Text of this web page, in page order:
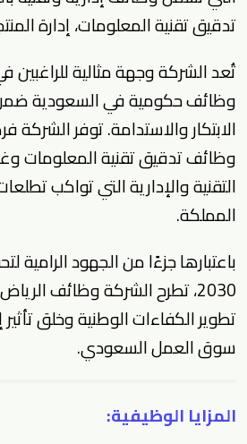
تدقيق تقنية المعلومات، إدارة
تُعد الشركة وجهة مثالية للراغبين
وظائف حكومية في السعودية
الابتكار والاستدامة. توفر
وظائف تدقيق تقنية المعلومات
التقنية والإدارية التي تواكب
المملكة.
باعتبارها جزءًا من الجهود الرامية
2030، تطرح الشركة
وظائف الرياض 2025
تطوير الكفاءات الوطنية وخلق
سوق العمل السعودي.
المزايا الوظيفية: